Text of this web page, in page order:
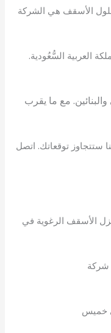
الأسقف هي الشركة
العربية السُّعُودية.
مع ما يقرب
ستتجاوز توقعاتك. اتصل
الأسقف الرغوية في
شركة
خميس